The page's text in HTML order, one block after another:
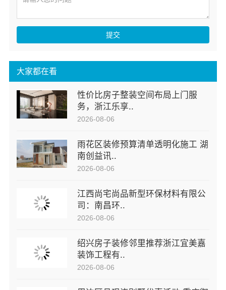
大家都在看
性价比房子整装空间布局上门服
务，浙江乐享..
2026-08-06
雨花区装修预算清单透明化施工 湖
南创益讯..
2026-08-06
江西尚宅尚品新型环保材料有限公
司：南昌环..
2026-08-06
绍兴房子装修邻里推荐浙江宜美嘉
装饰工程有..
2026-08-06
提交